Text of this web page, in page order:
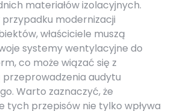
materiałów izolacyjnych.
modernizacji
właściciele muszą
systemy wentylacyjne do
co może wiązać się z
audytu
Warto zaznaczyć, że
tych przepisów nie tylko wpływa